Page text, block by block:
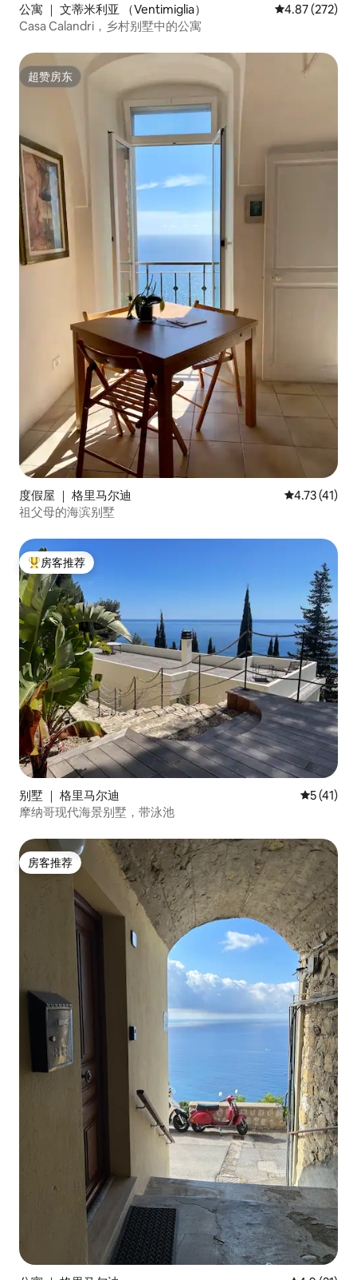
公寓 ｜ 文蒂米利亚 （Ventimiglia） 平均评分 4.87
4.87 (272)
Casa Calandri，乡村别墅中的公寓
超赞房东
超赞房东
度假屋 ｜ 格里马尔迪 平均评分
4.73 (41)
祖父母的海滨别墅
热门「房客推荐」
房客推荐
别墅 ｜ 格里马尔迪 平均评分
5 (41)
摩纳哥现代海景别墅，带泳池
房客推荐
房客推荐